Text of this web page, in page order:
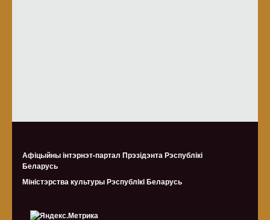
Афіцыйны інтэрнэт-партал Прэзідэнта Рэспублікі
Беларусь
Міністэрства культуры Рэспублiкi Беларусь